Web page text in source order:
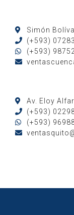
Simón
(+593)
(+593)
Av. Eloy
(+593)
(+593)